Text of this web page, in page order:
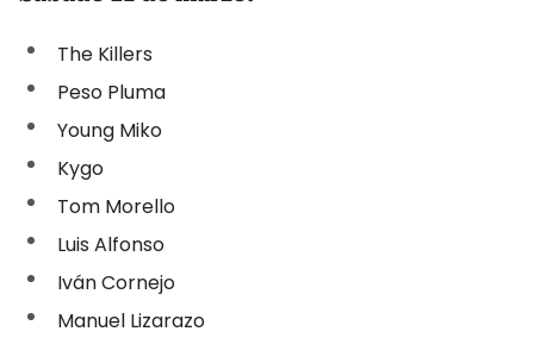
The Killers
Peso Pluma
Young Miko
Kygo
Tom Morello
Luis Alfonso
Iván Cornejo
Manuel Lizarazo